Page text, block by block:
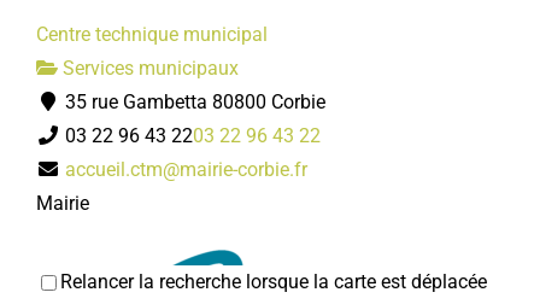
Centre technique municipal
Services municipaux
35 rue Gambetta 80800 Corbie
03 22 96 43 2203 22 96 43 22
accueil.ctm@mairie-corbie.fr
Mairie
Relancer la recherche lorsque la carte est déplacée